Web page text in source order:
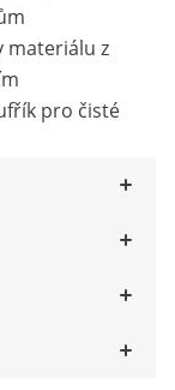
materiálu z
pro čisté